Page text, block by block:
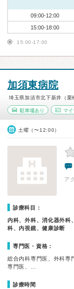
09:00-12:00
15:00-18:00
15:00-17:00
加須東病院
埼玉県加須市北下新井（栗
駐車場あり マ
土曜（〜12:00）
ア
診療科目：
内科、外科、消化器外科
科、内視鏡、健康診断
専門医・資格：
総合内科専門医、外科専
専門医、…
診療時間